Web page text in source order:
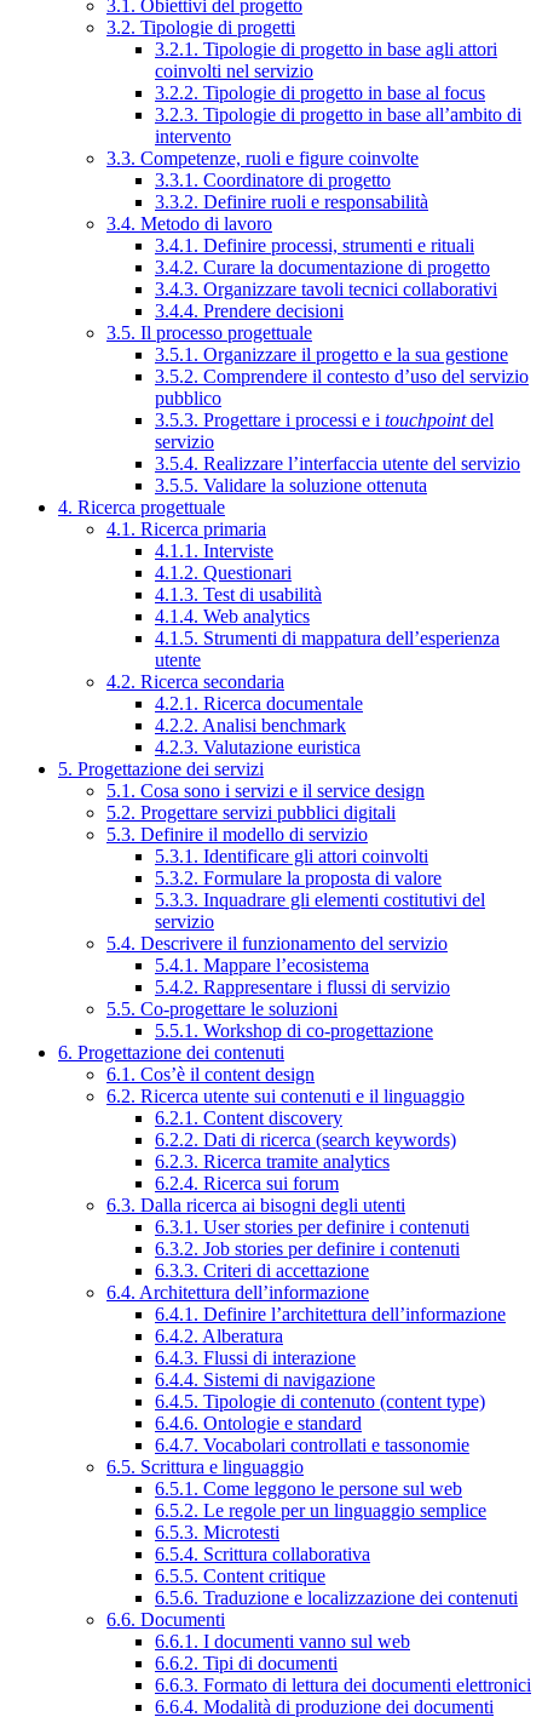
3.1. Obiettivi del progetto
3.2. Tipologie di progetti
3.2.1. Tipologie di progetto in base agli attori
coinvolti nel servizio
3.2.2. Tipologie di progetto in base al focus
3.2.3. Tipologie di progetto in base all’ambito di
intervento
3.3. Competenze, ruoli e figure coinvolte
3.3.1. Coordinatore di progetto
3.3.2. Definire ruoli e responsabilità
3.4. Metodo di lavoro
3.4.1. Definire processi, strumenti e rituali
3.4.2. Curare la documentazione di progetto
3.4.3. Organizzare tavoli tecnici collaborativi
3.4.4. Prendere decisioni
3.5. Il processo progettuale
3.5.1. Organizzare il progetto e la sua gestione
3.5.2. Comprendere il contesto d’uso del servizio
pubblico
3.5.3. Progettare i processi e i touchpointdel
servizio
3.5.4. Realizzare l’interfaccia utente del servizio
3.5.5. Validare la soluzione ottenuta
4. Ricerca progettuale
4.1. Ricerca primaria
4.1.1. Interviste
4.1.2. Questionari
4.1.3. Test di usabilità
4.1.4. Web analytics
4.1.5. Strumenti di mappatura dell’esperienza
utente
4.2. Ricerca secondaria
4.2.1. Ricerca documentale
4.2.2. Analisi benchmark
4.2.3. Valutazione euristica
5. Progettazione dei servizi
5.1. Cosa sono i servizi e il service design
5.2. Progettare servizi pubblici digitali
5.3. Definire il modello di servizio
5.3.1. Identificare gli attori coinvolti
5.3.2. Formulare la proposta di valore
5.3.3. Inquadrare gli elementi costitutivi del
servizio
5.4. Descrivere il funzionamento del servizio
5.4.1. Mappare l’ecosistema
5.4.2. Rappresentare i flussi di servizio
5.5. Co-progettare le soluzioni
5.5.1. Workshop di co-progettazione
6. Progettazione dei contenuti
6.1. Cos’è il content design
6.2. Ricerca utente sui contenuti e il linguaggio
6.2.1. Content discovery
6.2.2. Dati di ricerca (search keywords)
6.2.3. Ricerca tramite analytics
6.2.4. Ricerca sui forum
6.3. Dalla ricerca ai bisogni degli utenti
6.3.1. User stories per definire i contenuti
6.3.2. Job stories per definire i contenuti
6.3.3. Criteri di accettazione
6.4. Architettura dell’informazione
6.4.1. Definire l’architettura dell’informazione
6.4.2. Alberatura
6.4.3. Flussi di interazione
6.4.4. Sistemi di navigazione
6.4.5. Tipologie di contenuto (content type)
6.4.6. Ontologie e standard
6.4.7. Vocabolari controllati e tassonomie
6.5. Scrittura e linguaggio
6.5.1. Come leggono le persone sul web
6.5.2. Le regole per un linguaggio semplice
6.5.3. Microtesti
6.5.4. Scrittura collaborativa
6.5.5. Content critique
6.5.6. Traduzione e localizzazione dei contenuti
6.6. Documenti
6.6.1. I documenti vanno sul web
6.6.2. Tipi di documenti
6.6.3. Formato di lettura dei documenti elettronici
6.6.4. Modalità di produzione dei documenti